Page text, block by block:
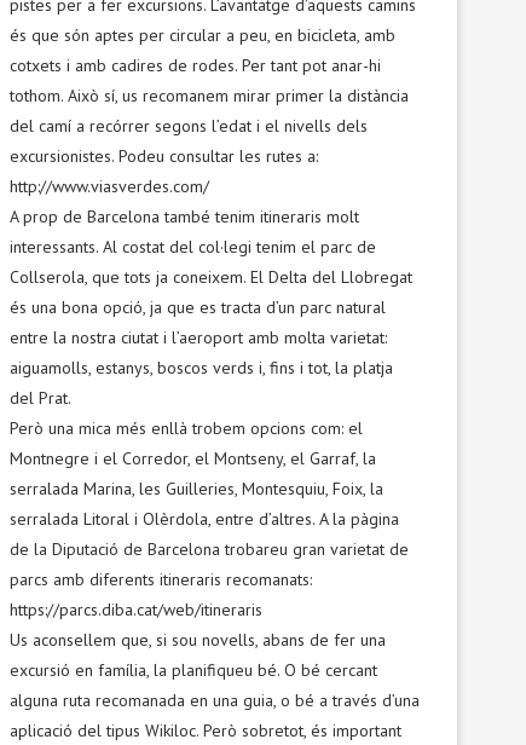
pistes per a fer excursions. L’avantatge d’aquests camins
és que són aptes per circular a peu, en bicicleta, amb
cotxets i amb cadires de rodes. Per tant pot anar-hi
tothom. Això sí, us recomanem mirar primer la distància
del camí a recórrer segons l’edat i el nivells dels
excursionistes. Podeu consultar les rutes a:
http://www.viasverdes.com/
A prop de Barcelona també tenim itineraris molt
interessants. Al costat del col·legi tenim el parc de
Collserola, que tots ja coneixem. El Delta del Llobregat
és una bona opció, ja que es tracta d’un parc natural
entre la nostra ciutat i l’aeroport amb molta varietat:
aiguamolls, estanys, boscos verds i, fins i tot, la platja
del Prat.
Però una mica més enllà trobem opcions com: el
Montnegre i el Corredor, el Montseny, el Garraf, la
serralada Marina, les Guilleries, Montesquiu, Foix, la
serralada Litoral i Olèrdola, entre d’altres. A la pàgina
de la Diputació de Barcelona trobareu gran varietat de
parcs amb diferents itineraris recomanats:
https://parcs.diba.cat/web/itineraris
Us aconsellem que, si sou novells, abans de fer una
excursió en família, la planifiqueu bé. O bé cercant
alguna ruta recomanada en una guia, o bé a través d’una
aplicació del tipus Wikiloc. Però sobretot, és important